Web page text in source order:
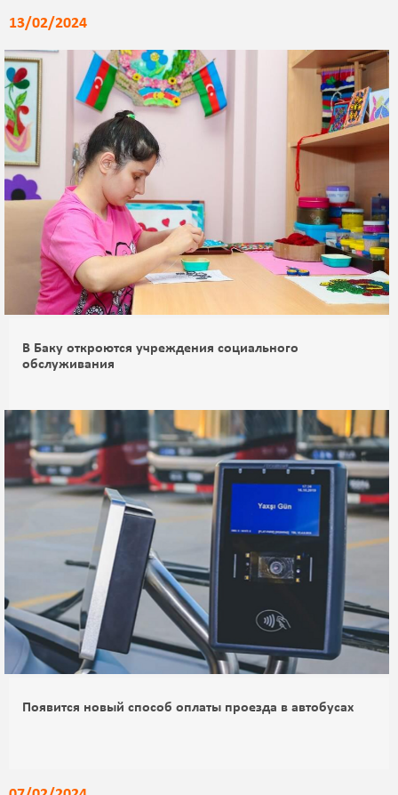
13/02/2024
В Баку откроются учреждения социального
обслуживания
Появится новый способ оплаты проезда в автобусах